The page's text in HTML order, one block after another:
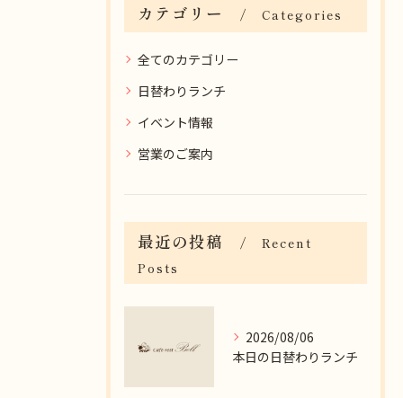
カテゴリー Categories
全てのカテゴリー
日替わりランチ
イベント情報
営業のご案内
最近の投稿
Recent
Posts
2026/08/06
本日の日替わりランチ